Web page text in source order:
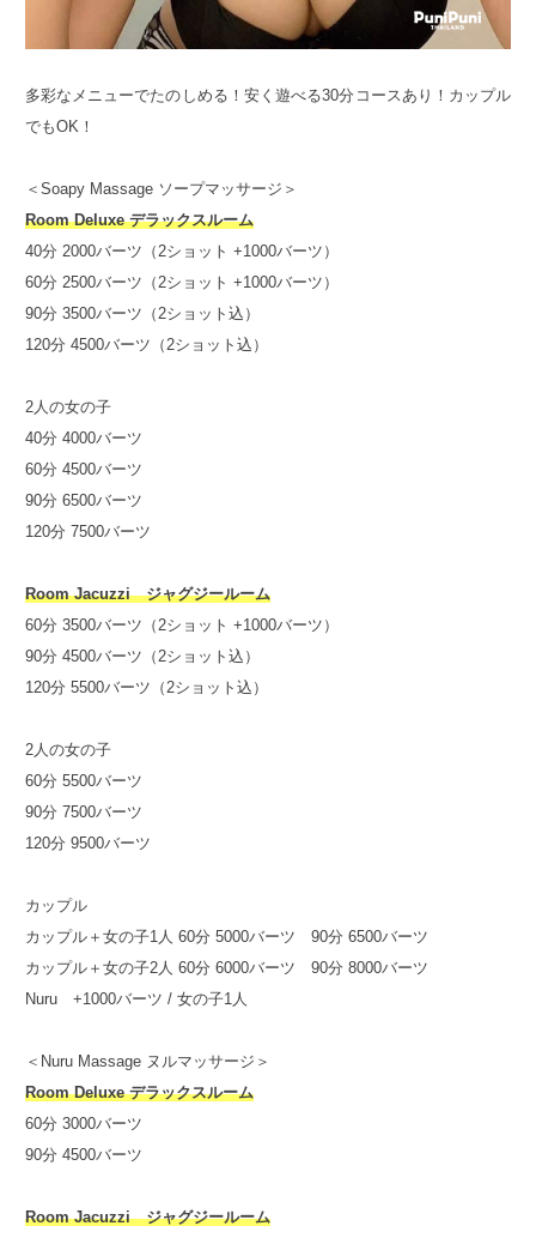
多彩なメニューでたのしめる！安く遊べる30分コースあり！カップル
でもOK！
＜Soapy Massage ソープマッサージ＞
Room Deluxe デラックスルーム
40分 2000バーツ（2ショット +1000バーツ）
60分 2500バーツ（2ショット +1000バーツ）
90分 3500バーツ（2ショット込）
120分 4500バーツ（2ショット込）
2人の女の子
40分 4000バーツ
60分 4500バーツ
90分 6500バーツ
120分 7500バーツ
Room Jacuzzi ジャグジールーム
60分 3500バーツ（2ショット +1000バーツ）
90分 4500バーツ（2ショット込）
120分 5500バーツ（2ショット込）
2人の女の子
60分 5500バーツ
90分 7500バーツ
120分 9500バーツ
カップル
カップル＋女の子1人 60分 5000バーツ 90分 6500バーツ
カップル＋女の子2人 60分 6000バーツ 90分 8000バーツ
Nuru +1000バーツ / 女の子1人
＜Nuru Massage ヌルマッサージ＞
Room Deluxe デラックスルーム
60分 3000バーツ
90分 4500バーツ
Room Jacuzzi ジャグジールーム